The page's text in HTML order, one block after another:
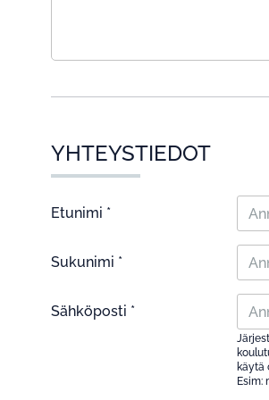
YHTEYSTIEDOT
Etunimi *
Sukunimi *
Sähköposti *
käytä
Esim: